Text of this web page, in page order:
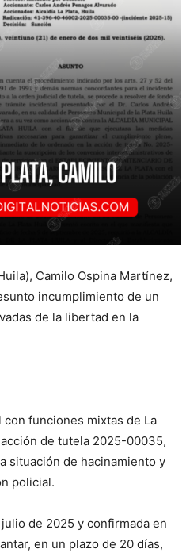
Camilo Ospina Martínez,
incumplimiento de un
de la libertad en la
funciones mixtas de La
de tutela 2025-00035,
situación de hacinamiento y
policial.
de 2025 y confirmada en
en un plazo de 20 días,